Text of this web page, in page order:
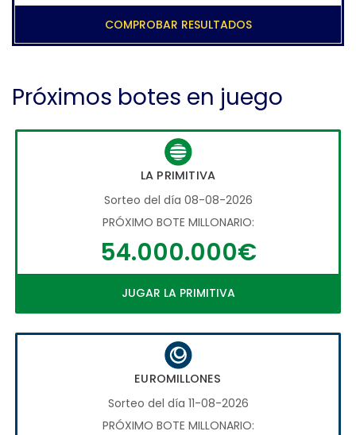
COMPROBAR RESULTADOS
Próximos botes en juego
LA PRIMITIVA
Sorteo del día 08-08-2026
PRÓXIMO BOTE MILLONARIO:
54.000.000€
JUGAR LA PRIMITIVA
EUROMILLONES
Sorteo del día 11-08-2026
PRÓXIMO BOTE MILLONARIO: